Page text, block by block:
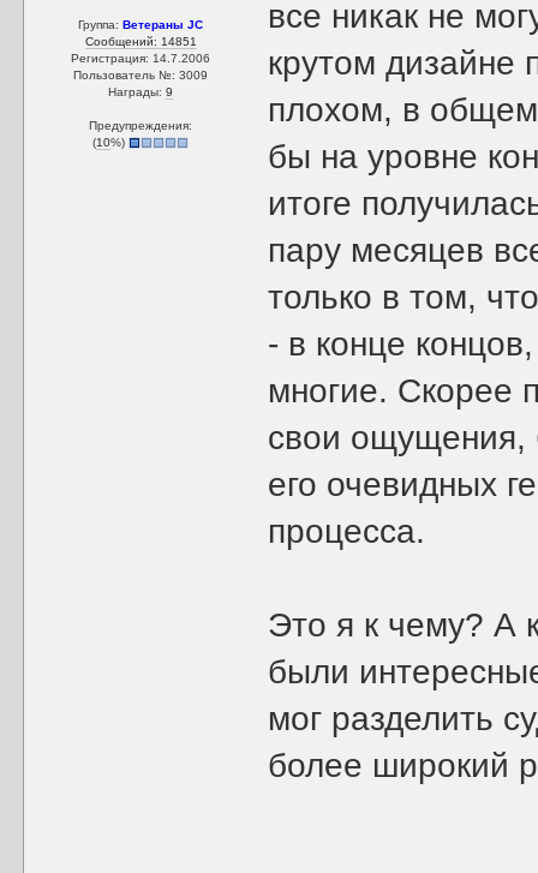
Группа:Ветераны JC
Сообщений: 14851
Регистрация: 14.7.2006
Пользователь №: 3009
Награды:9
Предупреждения:
(10%)
все никак не
крутом дизайне
плохом, в
бы на уровне
итоге
пару месяцев
только в том,
- в конце
многие. Скорее
свои ощущения,
его очевидных
процесса.
Это я к чему? А
были
мог разделить
более широкий